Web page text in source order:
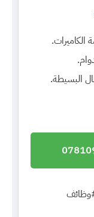
الكاميرات.
البسيطة.